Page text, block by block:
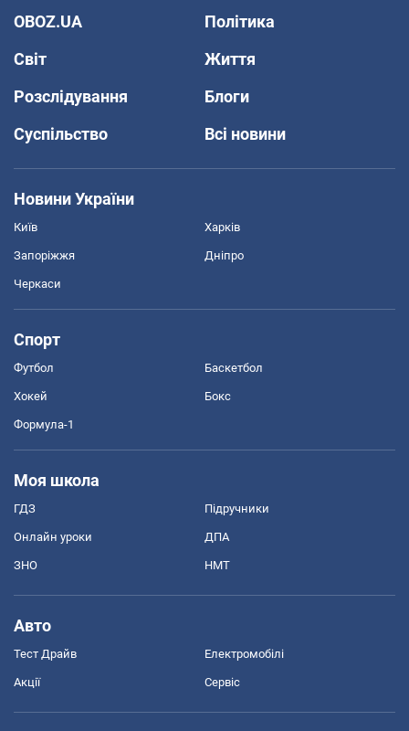
OBOZ.UA
Політика
Світ
Життя
Розслідування
Блоги
Суспільство
Всі новини
Новини України
Київ Харків
Запоріжжя Дніпро
Черкаси
Спорт
Футбол Баскетбол
Хокей Бокс
Формула-1
Моя школа
ГДЗ Підручники
Онлайн уроки ДПА
ЗНО НМТ
Авто
Тест Драйв Електромобілі
Акції Сервіс